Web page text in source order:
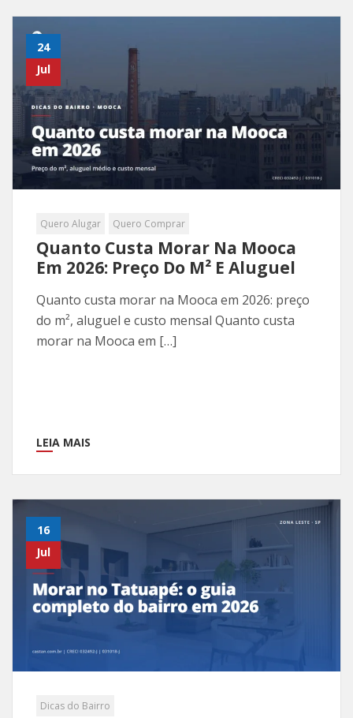
24
Jul
Quero Alugar Quero Comprar
Quanto Custa Morar Na Mooca
Em 2026: Preço Do M² E Aluguel
Quanto custa morar na Mooca em 2026: preço
do m², aluguel e custo mensal Quanto custa
morar na Mooca em […]
LEIA MAIS
16
Jul
Dicas do Bairro